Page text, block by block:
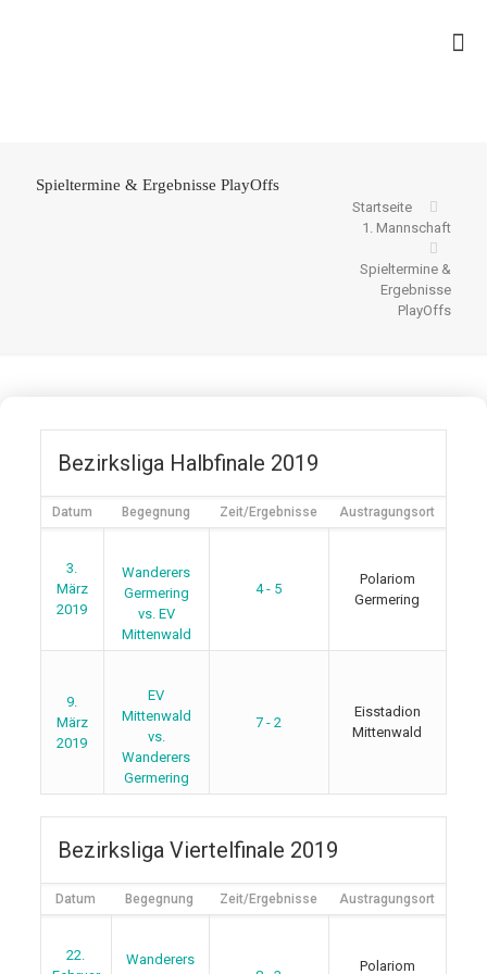
Spieltermine & Ergebnisse PlayOffs
Startseite
1. Mannschaft
Spieltermine &
Ergebnisse
PlayOffs
Bezirksliga Halbfinale 2019
Datum Begegnung Zeit/Ergebnisse Austragungsort
3.
März
2019
Wanderers
Germering
vs. EV
Mittenwald
4 - 5
Polariom
Germering
9.
März
2019
EV
Mittenwald
vs.
Wanderers
Germering
7 - 2
Eisstadion
Mittenwald
Bezirksliga Viertelfinale 2019
Datum Begegnung Zeit/Ergebnisse Austragungsort
22.
Wanderers
Polariom